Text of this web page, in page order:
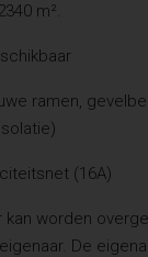
m².
ramen,
(16A)
kan worden
De